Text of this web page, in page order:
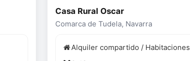
Casa Rural Oscar
Comarca de Tudela, Navarra
Alquiler compartido / Habitaciones